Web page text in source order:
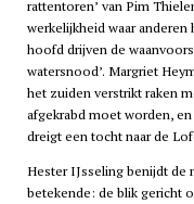
rattentoren’ van Pim
werkelijkheid waar
hoofd drijven de
watersnood’. Margriet
het zuiden verstrikt raken
afgekrabd moet worden,
dreigt een tocht naar de
Hester IJsseling benijdt de
betekende: de blik gericht